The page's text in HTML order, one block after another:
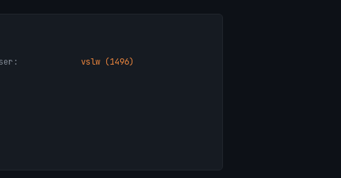
vslw (1496)